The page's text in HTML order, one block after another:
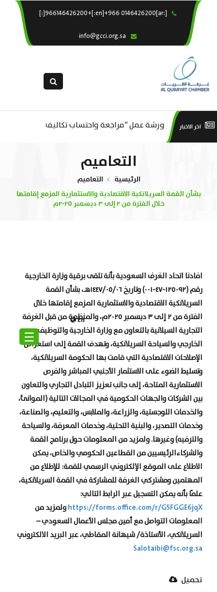
[:ar]966146426200+[:en]+966 0146426200[:]
En
☰
×
خدماتنا
التقديم الالكترونى
اخر الاخبار..
ورشة عمل “مراجعة واحتساب تكاليف
لقطاع الترفيه – الثقافة – السياحة”
التعاميم
الرئيسية
التعاميم
بشأن القمة السريلانكية الاقتصادية والاستثمارية المزمع إقامتها
خلال الفترة من ٢ إلى ٣ ديسمبر ٢٠٢٥م
افادنا اتحاد الغرف السعودية بأنة تلقى برقية وزارة الخارجية
رقم (١٢٥٠٩٢-٤٧-٠٠١) وتاريخ ١٤٤٧/٠٥/٠٦هـ، بشأن القمة
السريلانكية الاقتصادية والاستثمارية المزمع إقامتها خلال
الفترة من ٢ إلى ٣ ديسمبر ٢٠٢٥م، والمنظمة من قبل الغرفة
التجارية السيلانية بالتعاون مع وزارة الخارجية والتوظيف
الخارجي والسياحة السريلانكية، وتهدف القمة إلى استعراض
الإصلاحات الاقتصادية التي قامت بها الحكومة السريلانكية،
وتسليط الضوء على الاستثمار الأجنبي المباشر والفرص
الاستثمارية المتاحة، إلى جانب تعزيز التبادل التجاري والتعاون
بين الشركات والجهات الحكومية في المجالات التالية (الموانئ،
والخدمات اللوجستية، والزراعة، والملابس، والتعليم، والصناعة،
وخدمات التصدير، والبنية التحتية، وخدمات المعرفة، والسياحة
والترفيه) وغيرها. ولمزيد من المعلومات حول برنامج القمة
والشركاءالرئيسيين من القطاعين الحكومي والخاص، يمكن
الاطلاع على الموقع الإلكتروني الرسمي للقمة: للإطلاع من
المهتمين ومشتركي الغرفة للمشاركة في القمة السريلانكية،
علمًا بأنه يمكن التسجيل عبر الرابط التالي:
https://forms.office.com/r/G5FGGE6jqX
ولمزيد من
المعلومات التواصل مع أمين مجلس الأعمال السعودي –
السريلانكي، الأستاذة/ شيهانة المقاطي، عبر البريد الالكتروني
Salotaibi@fsc.org.sa
تحميل